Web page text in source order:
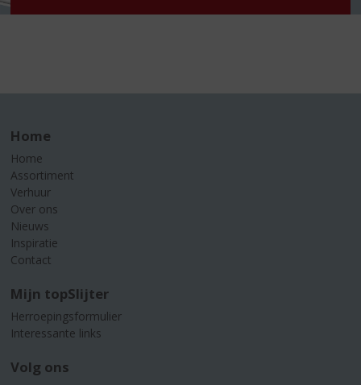
Home
Home
Assortiment
Verhuur
Over ons
Nieuws
Inspiratie
Contact
Mijn topSlijter
Herroepingsformulier
Interessante links
Volg ons